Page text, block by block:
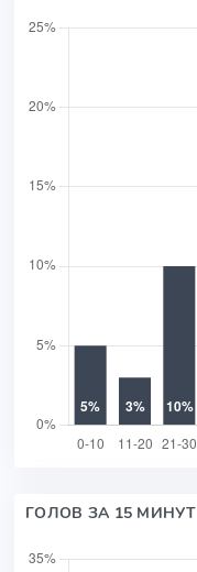
ГОЛОВ ЗА 15 МИНУТ